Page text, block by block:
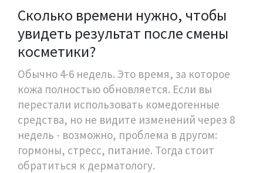
Сколько времени нужно, чтобы
увидеть результат после смены
косметики?
Обычно 4-6 недель. Это время, за которое
кожа полностью обновляется. Если вы
перестали использовать комедогенные
средства, но не видите изменений через 8
недель - возможно, проблема в другом:
гормоны, стресс, питание. Тогда стоит
обратиться к дерматологу.